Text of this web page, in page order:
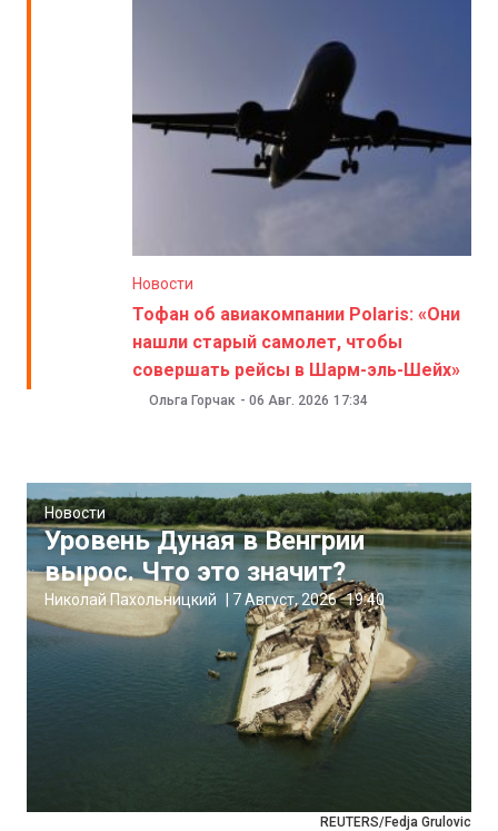
Новости
Тофан об авиакомпании Polaris: «Они
нашли старый самолет, чтобы
совершать рейсы в Шарм-эль-Шейх»
Ольга Горчак - 06 Авг. 2026 17:34
REUTERS/Fedja Grulovic
Новости
Уровень Дуная в Венгрии
вырос. Что это значит?
Николай Пахольницкий | 7 Август, 2026 19:40